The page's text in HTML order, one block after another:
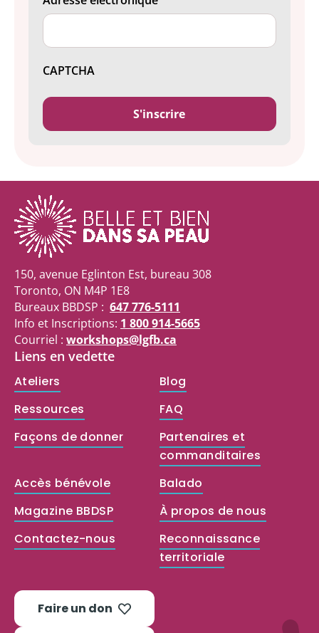
CAPTCHA
150, avenue Eglinton Est, bureau 308
Toronto, ON M4P 1E8
Bureaux BBDSP : 647 776-5111
Info et Inscriptions: 1 800 914-5665
Courriel : workshops@lgfb.ca
Liens en vedette
Ateliers
Blog
Ressources
FAQ
Façons de donner
Partenaires et
commanditaires
Accès bénévole
Balado
Magazine BBDSP
À propos de nous
Contactez-nous
Reconnaissance
territoriale
Faire un don